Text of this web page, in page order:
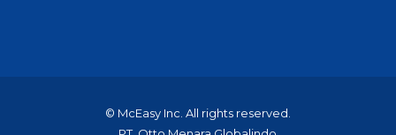
© McEasy Inc. All rights reserved.